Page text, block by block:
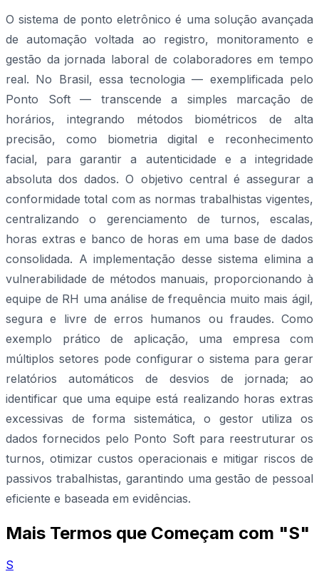
O sistema de ponto eletrônico é uma solução avançada
de automação voltada ao registro, monitoramento e
gestão da jornada laboral de colaboradores em tempo
real. No Brasil, essa tecnologia — exemplificada pelo
Ponto Soft — transcende a simples marcação de
horários, integrando métodos biométricos de alta
precisão, como biometria digital e reconhecimento
facial, para garantir a autenticidade e a integridade
absoluta dos dados. O objetivo central é assegurar a
conformidade total com as normas trabalhistas vigentes,
centralizando o gerenciamento de turnos, escalas,
horas extras e banco de horas em uma base de dados
consolidada. A implementação desse sistema elimina a
vulnerabilidade de métodos manuais, proporcionando à
equipe de RH uma análise de frequência muito mais ágil,
segura e livre de erros humanos ou fraudes. Como
exemplo prático de aplicação, uma empresa com
múltiplos setores pode configurar o sistema para gerar
relatórios automáticos de desvios de jornada; ao
identificar que uma equipe está realizando horas extras
excessivas de forma sistemática, o gestor utiliza os
dados fornecidos pelo Ponto Soft para reestruturar os
turnos, otimizar custos operacionais e mitigar riscos de
passivos trabalhistas, garantindo uma gestão de pessoal
eficiente e baseada em evidências.
Mais Termos que Começam com "S"
S